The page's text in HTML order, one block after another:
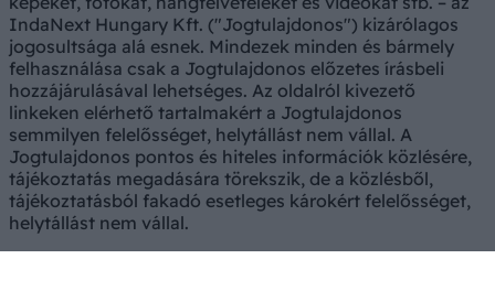
IndaNext Hungary Kft. ("Jogtulajdonos") kizárólagos
jogosultsága alá esnek. Mindezek minden és bármely
felhasználása csak a Jogtulajdonos előzetes írásbeli
hozzájárulásával lehetséges. Az oldalról kivezető
linkeken elérhető tartalmakért a Jogtulajdonos
semmilyen felelősséget, helytállást nem vállal. A
Jogtulajdonos pontos és hiteles információk közlésére,
tájékoztatás megadására törekszik, de a közlésből,
tájékoztatásból fakadó esetleges károkért felelősséget,
helytállást nem vállal.